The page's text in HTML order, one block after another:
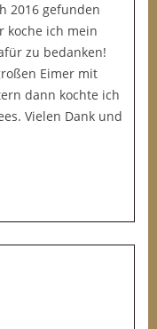
2016 gefunden
koche ich mein
zu bedanken!
Eimer mit
dann kochte ich
Vielen Dank und